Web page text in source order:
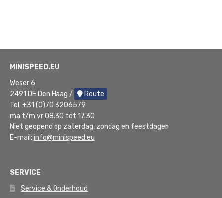
MINISPEED.EU
Weser 6
2491 DE Den Haag /
Route
Tel: +31 (0)70 3206579
ma t/m vr 08.30 tot 17.30
Niet geopend op zaterdag, zondag en feestdagen
E-mail: info@minispeed.eu
SERVICE
Service & Onderhoud